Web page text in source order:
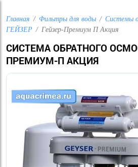
Главная Фильтры для воды
Системы
ГЕЙЗЕР
Гейзер-Премиум П Акция
СИСТЕМА ОБРАТНОГО
ПРЕМИУМ-П АКЦИЯ